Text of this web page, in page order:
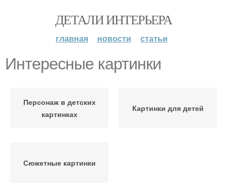
ДЕТАЛИ ИНТЕРЬЕРА
главная новости статьи
Интересные картинки
Персонаж в детских
картинках
Картинки для детей
Сюжетные картинки